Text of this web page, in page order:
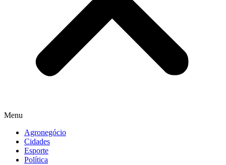
Menu
Agronegócio
Cidades
Esporte
Política